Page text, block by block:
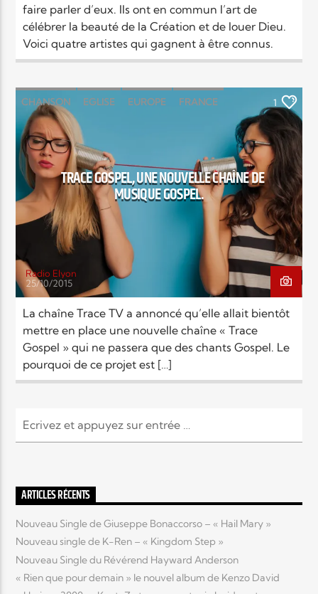
faire parler d’eux. Ils ont en commun l’art de
célébrer la beauté de la Création et de louer Dieu.
Voici quatre artistes qui gagnent à être connus.
CHANSON EGLISE EUROPE FRANCE
MONDE RELIGIONS
1
TRACE GOSPEL, UNE NOUVELLE CHAÎNE DE
MUSIQUE GOSPEL.
Radio Elyon
25/10/2015
La chaîne Trace TV a annoncé qu’elle allait bientôt
mettre en place une nouvelle chaîne « Trace
Gospel » qui ne passera que des chants Gospel. Le
pourquoi de ce projet est […]
ARTICLES RÉCENTS
Nouveau Single de Giuseppe Bonaccorso – « Hail Mary »
Nouveau single de K-Ren – « Kingdom Step »
Nouveau Single du Révérend Hayward Anderson
« Rien que pour demain » le nouvel album de Kenzo David